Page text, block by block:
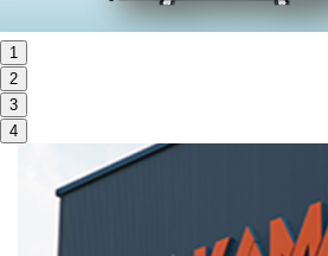
サステナビリティ
お問い合わせ
1
2
3
4